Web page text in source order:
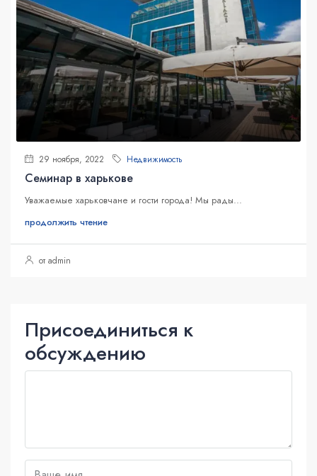
29 ноября, 2022 Недвижимость
Семинар в харькове
Уважаемые харьковчане и гости города! Мы рады...
продолжить чтение
от admin
Присоединиться к
обсуждению